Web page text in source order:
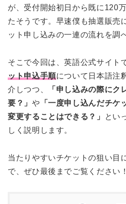
が、受付開始初日から既に120
たそうです。早速僕も抽選販売
ット申し込みの一連の流れを調
そこで今回は、英語公式サイト
ット申込手順について日本語注
介しつつ、
「申し込みの際にク
要？」 や 「一度申し込んだチケ
変更することはできる？」
とい
しく説明します。
当たりやすいチケットの狙い目
で、ぜひ最後までご覧ください！